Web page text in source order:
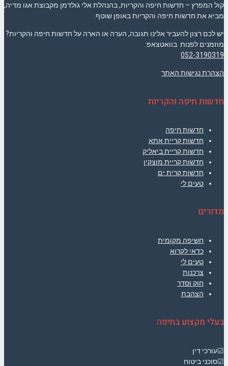
קול המפרץ – חדשות חיפה והקריות, בהנהלת אלי גולדמן מקבוצת אגו מדיה,
מביא את חדשות חיפה והקריות באופן שוטף.
יש לכם רצון להעביר אלינו תגובה, הערה או הארה על חדשות חיפה והקריות?
מוזמנים לפנות בוואטצאפ:
052-3190319
הצהרת נגישות האתר
חדשות חיפה והקריות
חדשות חיפה
חדשות קריית אתא
חדשות קריית ביאליק
חדשות קריית מוצקין
חדשות קרית ים
טעים לי
מדורים
חשיפה מקומית
כדאי לקרוא
טעים לי
צרכנות
חוק וסדר
הצהבת
בעלי מקצוע בחיפה
☑עורכי דין
☑סוכני ביטוח